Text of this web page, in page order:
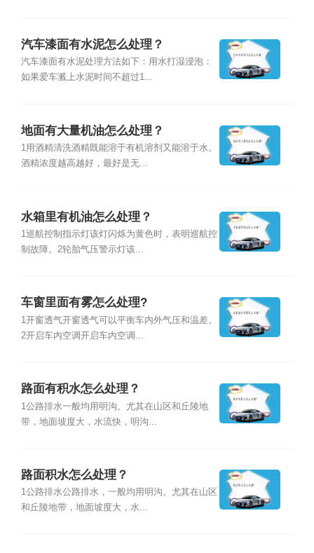
汽车漆面有水泥怎么处理？
汽车漆面有水泥处理方法如下：用水打湿浸泡：
如果爱车溅上水泥时间不超过1...
地面有大量机油怎么处理？
1用酒精清洗酒精既能溶于有机溶剂又能溶于水。
酒精浓度越高越好，最好是无...
水箱里有机油怎么处理？
1巡航控制指示灯该灯闪烁为黄色时，表明巡航控
制故障。2轮胎气压警示灯该...
车窗里面有雾怎么处理?
1开窗透气开窗透气可以平衡车内外气压和温差。
2开启车内空调开启车内空调...
路面有积水怎么处理？
1公路排水一般均用明沟。尤其在山区和丘陵地
带，地面坡度大，水流快，明沟...
路面积水怎么处理？
1公路排水公路排水，一般均用明沟。尤其在山区
和丘陵地带，地面坡度大，水...